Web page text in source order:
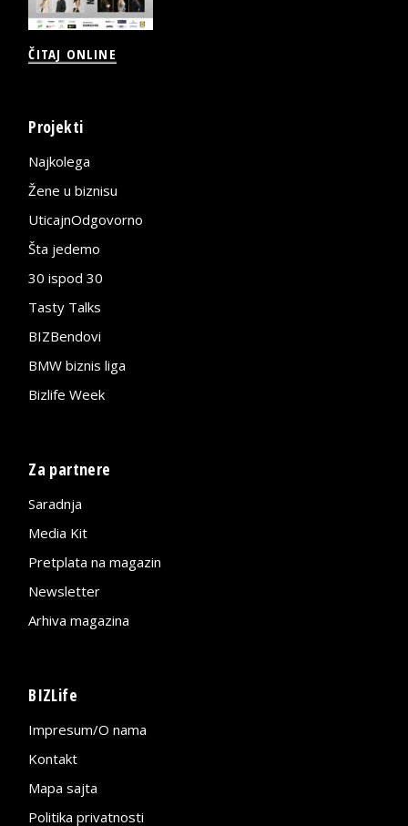
ČITAJ ONLINE
Projekti
Najkolega
Žene u biznisu
UticajnOdgovorno
Šta jedemo
30 ispod 30
Tasty Talks
BIZBendovi
BMW biznis liga
Bizlife Week
Za partnere
Saradnja
Media Kit
Pretplata na magazin
Newsletter
Arhiva magazina
BIZLife
Impresum/O nama
Kontakt
Mapa sajta
Politika privatnosti